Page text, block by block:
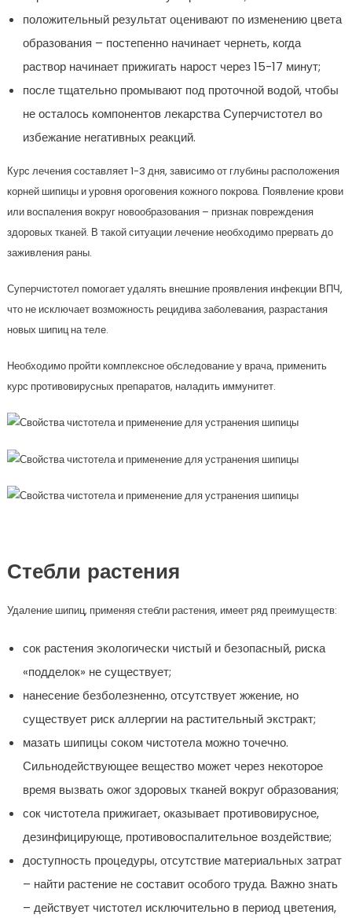
положительный результат оценивают по изменению цвета
образования – постепенно начинает чернеть, когда
раствор начинает прижигать нарост через 15-17 минут;
после тщательно промывают под проточной водой, чтобы
не осталось компонентов лекарства Суперчистотел во
избежание негативных реакций.
Курс лечения составляет 1-3 дня, зависимо от глубины расположения
корней шипицы и уровня ороговения кожного покрова. Появление крови
или воспаления вокруг новообразования – признак повреждения
здоровых тканей. В такой ситуации лечение необходимо прервать до
заживления раны.
Суперчистотел помогает удалять внешние проявления инфекции ВПЧ,
что не исключает возможность рецидива заболевания, разрастания
новых шипиц на теле.
Необходимо пройти комплексное обследование у врача, применить
курс противовирусных препаратов, наладить иммунитет.
Стебли растения
Удаление шипиц, применяя стебли растения, имеет ряд преимуществ:
сок растения экологически чистый и безопасный, риска
«подделок» не существует;
нанесение безболезненно, отсутствует жжение, но
существует риск аллергии на растительный экстракт;
мазать шипицы соком чистотела можно точечно.
Сильнодействующее вещество может через некоторое
время вызвать ожог здоровых тканей вокруг образования;
сок чистотела прижигает, оказывает противовирусное,
дезинфицирующе, противовоспалительное воздействие;
доступность процедуры, отсутствие материальных затрат
– найти растение не составит особого труда. Важно знать
– действует чистотел исключительно в период цветения,